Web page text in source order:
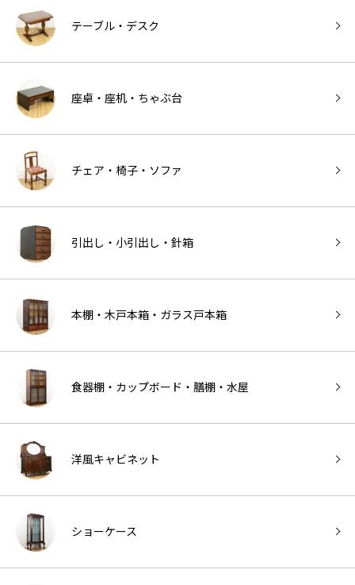
テーブル・デスク
座卓・座机・ちゃぶ台
チェア・椅子・ソファ
引出し・小引出し・針箱
本棚・木戸本箱・ガラス戸本箱
食器棚・カップボード・膳棚・水屋
洋風キャビネット
ショーケース